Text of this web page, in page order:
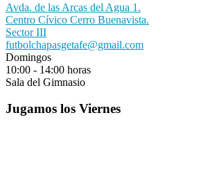
Avda. de las Arcas del Agua 1.
Centro Cívico Cerro Buenavista.
Sector III
futbolchapasgetafe@gmail.com
Domingos
10:00 - 14:00 horas
Sala del Gimnasio
Jugamos los Viernes